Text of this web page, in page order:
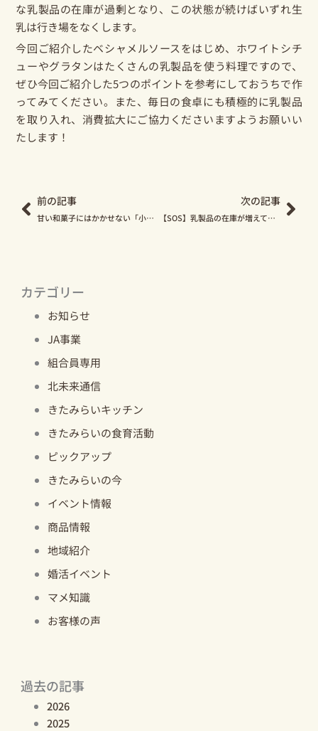
カテゴリー
お知らせ
JA事業
組合員専用
北未来通信
きたみらいキッチン
きたみらいの食育活動
ピックアップ
きたみらいの今
イベント情報
商品情報
地域紹介
婚活イベント
マメ知識
お客様の声
過去の記事
2026
2025
な乳製品の在庫が過剰となり、この状態が続けばいずれ生
乳は行き場をなくします。
今回ご紹介したベシャメルソースをはじめ、ホワイトシチ
ューやグラタンはたくさんの乳製品を使う料理ですので、
ぜひ今回ご紹介した5つのポイントを参考にしておうちで作
ってみてください。また、毎日の食卓にも積極的に乳製品
を取り入れ、消費拡大にご協力くださいますようお願いい
たします！
前の記事
甘い和菓子にはかかせない「小豆」の機械収穫の様子を動画でお届けします
次の記事
【SOS】乳製品の在庫が増えています！ 牛乳の消費拡大にご協力をお願いいたします